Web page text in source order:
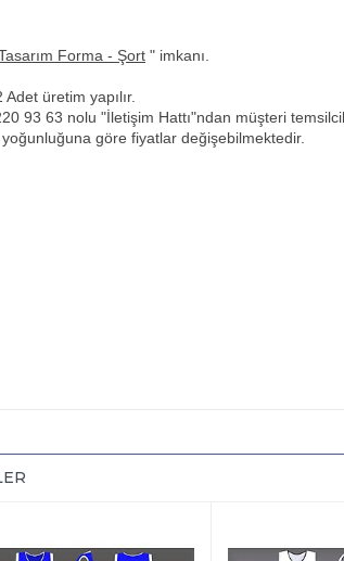
Forma - Şort " imkanı.
üretim yapılır.
93 63 nolu "İletişim Hattı"ndan müşteri
göre fiyatlar değişebilmektedir.